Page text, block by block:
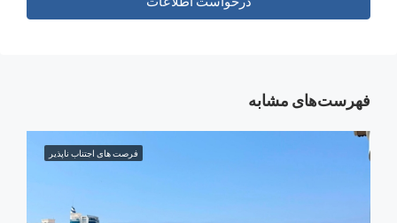
مشابه
فرصت های اجتناب ناپذیر